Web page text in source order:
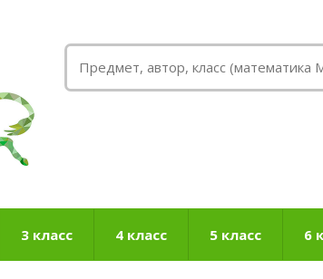
3 класс 4 класс 5 класс 6